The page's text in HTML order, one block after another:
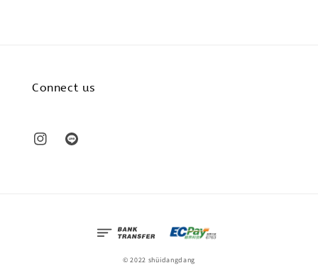
Connect us
© 2022 shüidangdang